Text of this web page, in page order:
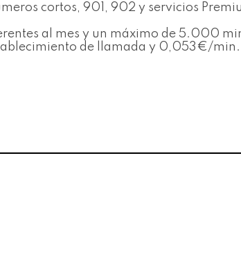
cortos, 901, 902 y servicios
al mes y un máximo de 5.000
de llamada y 0,053€/min.